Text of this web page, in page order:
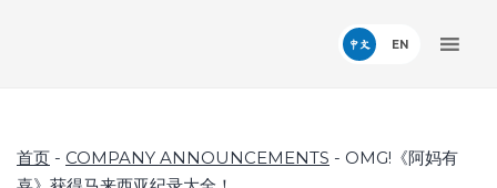
中文
首页 - COMPANY ANNOUNCEMENTS - OMG!《阿妈有